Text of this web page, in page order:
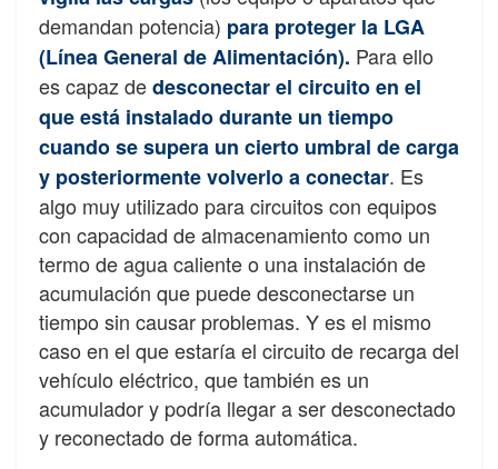
demandan potencia) para proteger la LGA
(Línea General de Alimentación). Para ello
es capaz dedesconectar el circuito en el
que está instalado durante un tiempo
cuando se supera un cierto umbral de carga
y posteriormente volverlo a conectar. Es
algo muy utilizado para circuitos con equipos
con capacidad de almacenamiento como un
termo de agua caliente o una instalación de
acumulación que puede desconectarse un
tiempo sin causar problemas. Y es el mismo
caso en el que estaría el circuito de recarga del
vehículo eléctrico, que también es un
acumulador y podría llegar a ser desconectado
y reconectado de forma automática.